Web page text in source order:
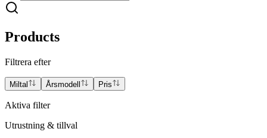
Products
Filtrera efter
Miltal Årsmodell Pris
Aktiva filter
Utrustning & tillval